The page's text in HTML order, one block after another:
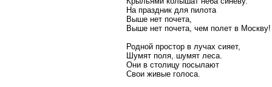
На праздник для пилота
Выше нет почета,
Выше нет почета, чем полет в Москву!
Родной простор в лучах сияет,
Шумят поля, шумят леса.
Они в столицу посылают
Свои живые голоса.